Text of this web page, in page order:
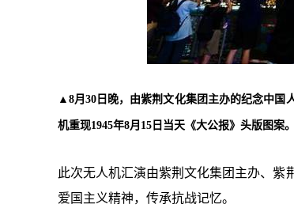
▲8月30日晚，由紫荆文化集团主办的纪念中国
机重现1945年8月15日当天《大公报》头版图案
此次无人机汇演由紫荆文化集团主办、
爱国主义精神，传承抗战记忆。